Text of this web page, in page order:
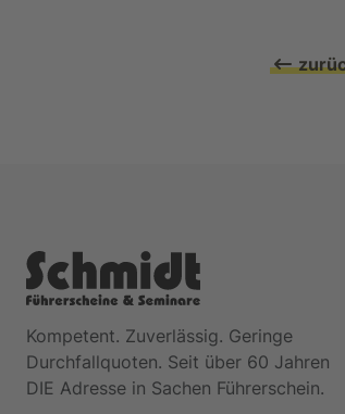
Kompetent. Zuverlässig. Geringe
Durchfallquoten. Seit über 60 Jahren
DIE Adresse in Sachen Führerschein.